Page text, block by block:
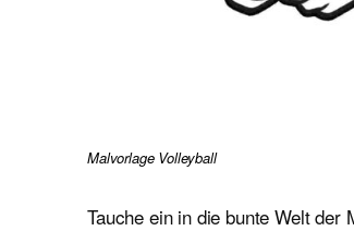
Malvorlage Volleyball
Tauche ein in die bunte Welt